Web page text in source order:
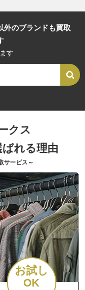
外のブランドも買取
す
クス
れる理由
サービス～
お試し
OK